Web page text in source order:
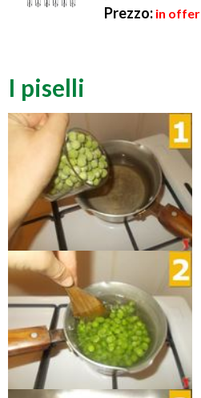
Prezzo: in
I piselli